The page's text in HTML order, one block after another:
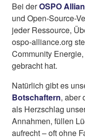
Bei derOSPO
und Open-Source-
jeder Ressource,
ospo-alliance.org
Community
gebracht hat.
Natürlich gibt es
Botschaftern, aber
als Herzschlag
Annahmen, füllen
aufrecht – oft ohne